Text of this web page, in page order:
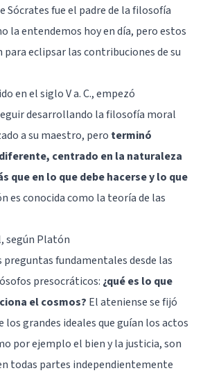
Sócrates fue el padre de la filosofía
la entendemos hoy en día, pero estos
eclipsar las contribuciones de su
en el siglo V a. C., empezó
desarrollando la filosofía moral
a su maestro, pero terminó
centrado en la naturaleza
que en lo que debe hacerse y lo que
es conocida como la teoría de las
según Platón
fundamentales desde las
presocráticos: ¿qué es lo que
el cosmos? El ateniense se fijó
los grandes ideales que guían los actos
por ejemplo el bien y la justicia, son
todas partes independientemente